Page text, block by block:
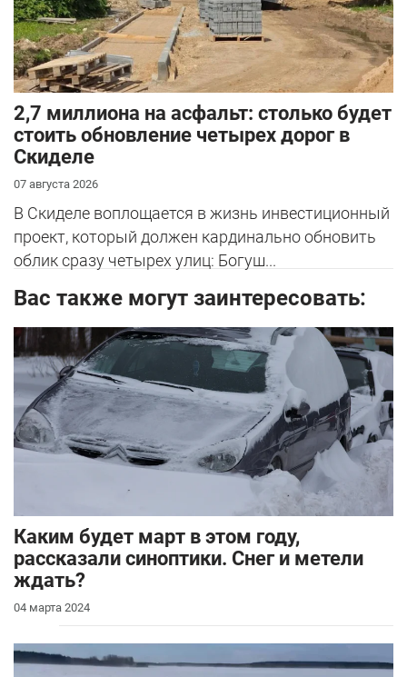
2,7 миллиона на асфальт: столько будет
стоить обновление четырех дорог в
Скиделе
07 августа 2026
В Скиделе воплощается в жизнь инвестиционный
проект, который должен кардинально обновить
облик сразу четырех улиц: Богуш...
Вас также могут заинтересовать:
Каким будет март в этом году,
рассказали синоптики. Снег и метели
ждать?
04 марта 2024